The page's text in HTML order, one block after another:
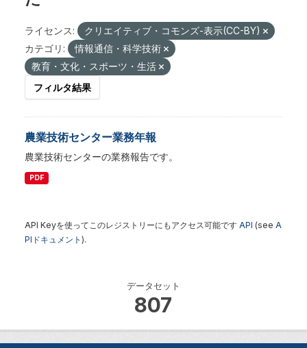
データセット
807
ライセンス:
クリエイティブ・コモンズ-表示(CC-BY)
カテゴリ:
情報通信・科学技術
教育・文化・スポーツ・生活
フィルタ結果
農業技術センター業務年報
農業技術センターの業務報告です。
PDF
API Keyを使ってこのレジストリーにもアクセス可能です API (see A
PIドキュメント ).